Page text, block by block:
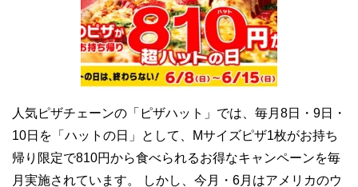
人気ピザチェーンの「ピザハット」では、毎月8日・9日・
10日を「ハットの日」として、Mサイズピザ1枚がお持ち
帰り限定で810円から食べられるお得なキャンペーンを毎
月実施されています。 しかし、今月・6月はアメリカのウ